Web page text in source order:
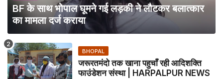
BF के साथ भोपाल घूमने गई लड़की ने लौटकर बलात्कार
का मामला दर्ज कराया
BHOPAL
जरूरतमंदो तक खाना पहुचाँ रही आदिशक्ति
फाउंडेशन संस्था | HARPALPUR NEWS